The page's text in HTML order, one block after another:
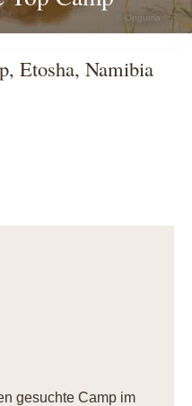
© Onguma
Etosha, Namibia
gesuchte Camp im